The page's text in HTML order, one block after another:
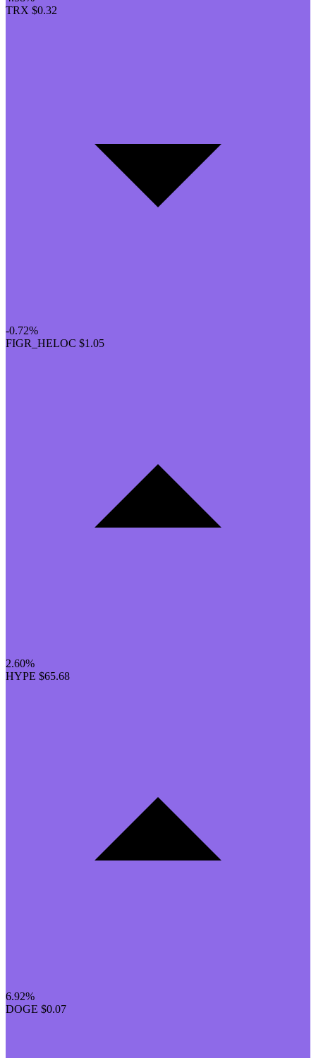
TRX $0.32
-0.72%
FIGR_HELOC $1.05
2.60%
HYPE $65.68
6.92%
DOGE $0.07